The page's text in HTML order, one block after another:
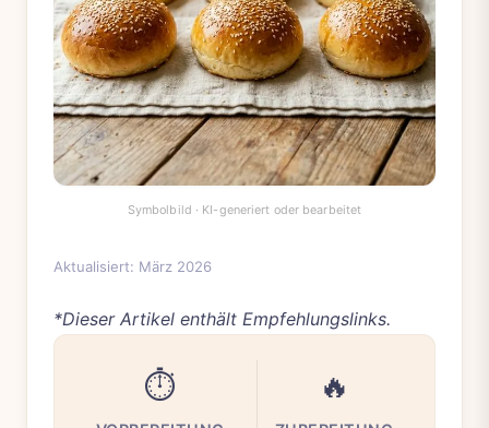
Aktualisiert: März 2026
*Dieser Artikel enthält Empfehlungslinks.
⏱️ 🔥